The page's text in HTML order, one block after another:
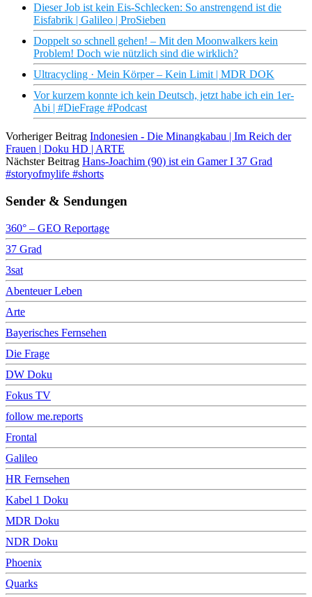
Dieser Job ist kein Eis-Schlecken: So anstrengend ist die
Eisfabrik | Galileo | ProSieben
Doppelt so schnell gehen! – Mit den Moonwalkers kein
Problem! Doch wie nützlich sind die wirklich?
Ultracycling · Mein Körper – Kein Limit | MDR DOK
Vor kurzem konnte ich kein Deutsch, jetzt habe ich ein 1er-
Abi | #DieFrage #Podcast
Vorheriger Beitrag Indonesien - Die Minangkabau | Im Reich der
Frauen | Doku HD | ARTE
Nächster Beitrag Hans-Joachim (90) ist ein Gamer I 37 Grad
#storyofmylife #shorts
Sender & Sendungen
360° – GEO Reportage
37 Grad
3sat
Abenteuer Leben
Arte
Bayerisches Fernsehen
Die Frage
DW Doku
Fokus TV
follow me.reports
Frontal
Galileo
HR Fernsehen
Kabel 1 Doku
MDR Doku
NDR Doku
Phoenix
Quarks